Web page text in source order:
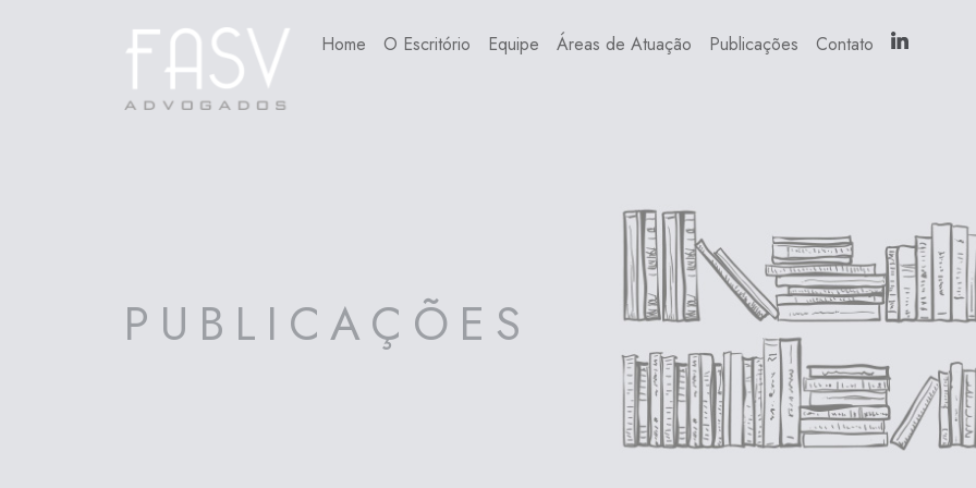
Home O Escritório Equipe Áreas de Atuação Publicações Contato
PUBLICAÇÕES